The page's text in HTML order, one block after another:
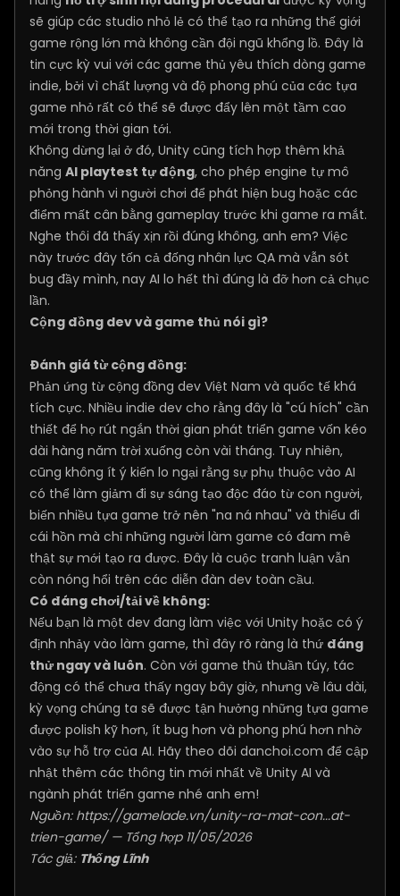
sẽ giúp các studio nhỏ lẻ có thể tạo ra những thế giới
game rộng lớn mà không cần đội ngũ khổng lồ. Đây là
tin cực kỳ vui với các game thủ yêu thích dòng game
indie, bởi vì chất lượng và độ phong phú của các tựa
game nhỏ rất có thể sẽ được đẩy lên một tầm cao
mới trong thời gian tới.
Không dừng lại ở đó, Unity cũng tích hợp thêm khả
năng AI playtest tự động, cho phép engine tự mô
phỏng hành vi người chơi để phát hiện bug hoặc các
điểm mất cân bằng gameplay trước khi game ra mắt.
Nghe thôi đã thấy xịn rồi đúng không, anh em? Việc
này trước đây tốn cả đống nhân lực QA mà vẫn sót
bug đầy mình, nay AI lo hết thì đúng là đỡ hơn cả chục
lần.
Cộng đồng dev và game thủ nói gì?
Đánh giá từ cộng đồng:
Phản ứng từ cộng đồng dev Việt Nam và quốc tế khá
tích cực. Nhiều indie dev cho rằng đây là "cú hích" cần
thiết để họ rút ngắn thời gian phát triển game vốn kéo
dài hàng năm trời xuống còn vài tháng. Tuy nhiên,
cũng không ít ý kiến lo ngại rằng sự phụ thuộc vào AI
có thể làm giảm đi sự sáng tạo độc đáo từ con người,
biến nhiều tựa game trở nên "na ná nhau" và thiếu đi
cái hồn mà chỉ những người làm game có đam mê
thật sự mới tạo ra được. Đây là cuộc tranh luận vẫn
còn nóng hổi trên các diễn đàn dev toàn cầu.
Có đáng chơi/tải về không:
Nếu bạn là một dev đang làm việc với Unity hoặc có ý
định nhảy vào làm game, thì đây rõ ràng là thứ đáng
thử ngay và luôn. Còn với game thủ thuần túy, tác
động có thể chưa thấy ngay bây giờ, nhưng về lâu dài,
kỳ vọng chúng ta sẽ được tận hưởng những tựa game
được polish kỹ hơn, ít bug hơn và phong phú hơn nhờ
vào sự hỗ trợ của AI. Hãy theo dõi danchoi.com để cập
nhật thêm các thông tin mới nhất về Unity AI và
ngành phát triển game nhé anh em!
Nguồn: https://gamelade.vn/unity-ra-mat-con...at-
trien-game/— Tổng hợp 11/05/2026
Tác giả: Thống Lĩnh